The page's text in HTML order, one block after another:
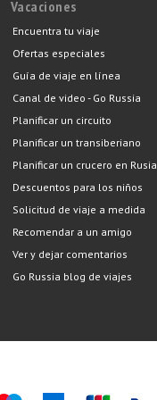
Vacaciones
Encuentra tu viaje
Ofertas especiales
Guía de viaje en línea
Canal de video - Go Russia
Planificar un circuito
Planificar un transiberiano
Planificar un crucero en Rusia
Descuentos para los niños
Solicitud de viaje a medida
Recomendar a un amigo
Ver y dejar comentarios
Go Russia blog de viajes